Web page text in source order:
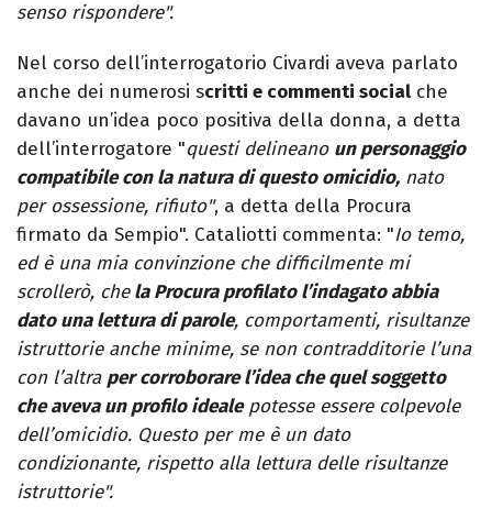
senso rispondere".
Nel corso dell’interrogatorio Civardi aveva parlato
anche dei numerosi scritti e commenti social che
davano un’idea poco positiva della donna, a detta
dell’interrogatore "questi delineano un personaggio
compatibile con la natura di questo omicidio, nato
per ossessione, rifiuto", a detta della Procura
firmato da Sempio". Cataliotti commenta: "Io temo,
ed è una mia convinzione che difficilmente mi
scrollerò, chela Procura profilato l’indagato abbia
dato una lettura di parole, comportamenti, risultanze
istruttorie anche minime, se non contradditorie l’una
con l’altra per corroborare l’idea che quel soggetto
che aveva un profilo idealepotesse essere colpevole
dell’omicidio. Questo per me è un dato
condizionante, rispetto alla lettura delle risultanze
istruttorie".